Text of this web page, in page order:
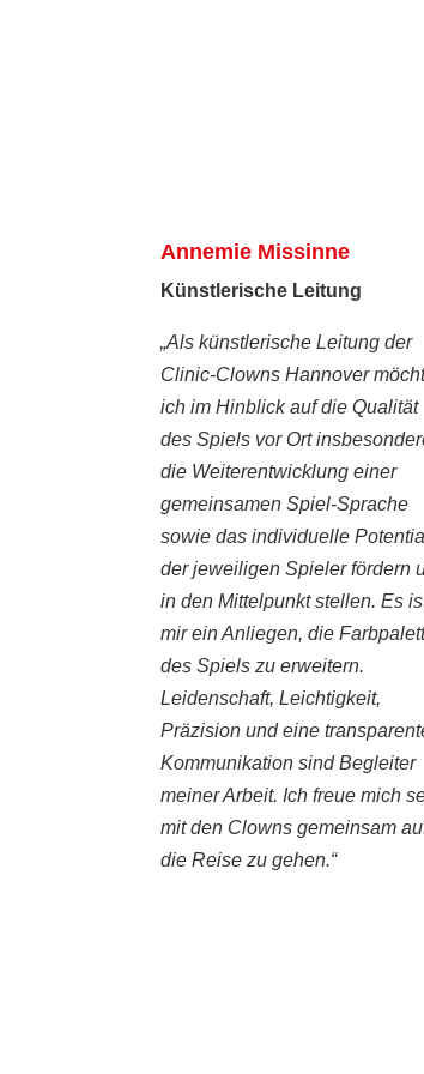
Annemie Missinne
Künstlerische Leitung
„Als künstlerische Leitung der
Clinic-Clowns Hannover
ich im Hinblick auf die Qualität
des Spiels vor Ort
die Weiterentwicklung einer
gemeinsamen Spiel-Sprache
sowie das individuelle
der jeweiligen Spieler fördern
in den Mittelpunkt stellen. Es
mir ein Anliegen, die
des Spiels zu erweitern.
Leidenschaft, Leichtigkeit,
Präzision und eine
Kommunikation sind Begleiter
meiner Arbeit. Ich freue mich
mit den Clowns gemeinsam
die Reise zu gehen.“